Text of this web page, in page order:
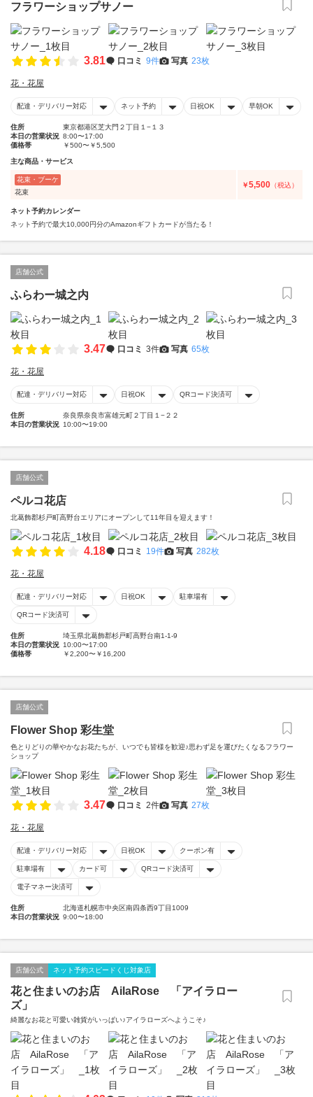
フラワーショップサノー
3.81 口コミ 9件 写真 23枚
花・花屋
配達・デリバリー対応 ネット予約 日祝OK 早朝OK
住所
東京都港区芝大門２丁目１−１３
本日の営業状況 8:00〜17:00
価格帯
￥500〜￥5,500
主な商品・サービス
花束・ブーケ
花束
￥5,500 （税込）
ネット予約カレンダー
ネット予約で最大10,000円分のAmazonギフトカードが当たる！
店舗公式
ふらわー城之内
3.47 口コミ 3件 写真 65枚
花・花屋
配達・デリバリー対応 日祝OK QRコード決済可
住所
奈良県奈良市富雄元町２丁目１−２２
本日の営業状況 10:00〜19:00
店舗公式
ペルコ花店
北葛飾郡杉戸町高野台エリアにオープンして11年目を迎えます！
4.18 口コミ 19件 写真 282枚
花・花屋
配達・デリバリー対応 日祝OK 駐車場有
QRコード決済可
住所
埼玉県北葛飾郡杉戸町高野台南1-1-9
本日の営業状況 10:00〜17:00
価格帯
￥2,200〜￥16,200
店舗公式
Flower Shop 彩生堂
色とりどりの華やかなお花たちが、いつでも皆様を歓迎♪思わず足を運びたくなるフラワー
ショップ
3.47 口コミ 2件 写真 27枚
花・花屋
配達・デリバリー対応 日祝OK クーポン有
駐車場有 カード可 QRコード決済可
電子マネー決済可
住所
北海道札幌市中央区南四条西9丁目1009
本日の営業状況 9:00〜18:00
店舗公式 ネット予約スピードくじ対象店
花と住まいのお店 AilaRose 「アイラロー
ズ」
綺麗なお花と可愛い雑貨がいっぱい♪アイラローズへようこそ♪